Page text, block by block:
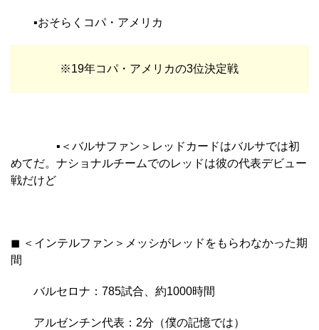
▪︎おそらくコパ・アメリカ
※19年コパ・アメリカの3位決定戦
▪︎＜バルサファン＞レッドカードはバルサでは初
めてだ。ナショナルチームでのレッドは彼の代表デビュー
戦だけど
◼︎ ＜インテルファン＞メッシがレッドをもらわなかった期
間
バルセロナ：785試合、約1000時間
アルゼンチン代表：2分（僕の記憶では）